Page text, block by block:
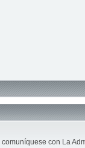
con La